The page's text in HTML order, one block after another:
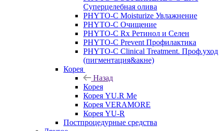
Суперцелебная олива
PHYTO-C Moisturize Увлажнение
PHYTO-C Очищение
PHYTO-C Rx Ретинол и Селен
PHYTO-C Prevent Профилактика
PHYTO-C Clinical Treatment. Проф.уход
(пигментация&акне)
Корея
Назад
Корея
Корея YU.R Me
Корея VERAMORE
Корея YU-R
Постпроцедурные средства